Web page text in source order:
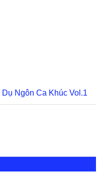
Dụ Ngôn Ca Khúc Vol.1